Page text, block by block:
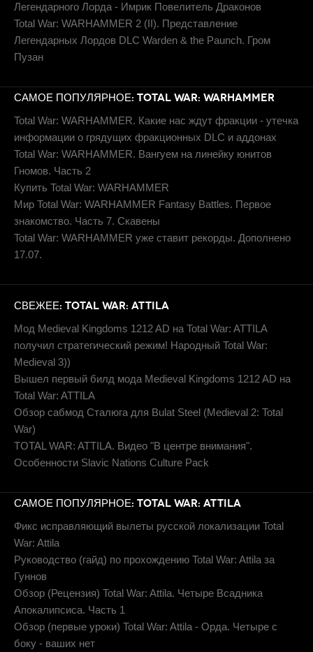
Легендарного Лорда - Имрик Повелитель Драконов
Total War: WARHAMMER 2 (II). Представление
Легендарных Лордов DLC Warden & the Paunch. Гром
Пузан
САМОЕ ПОПУЛЯРНОЕ: TOTAL WAR: WARHAMMER
Total War: WARHAMMER. Какие нас ждут фракции - утечка
информации о грядущих фракционных DLC и аддонах
Total War: WARHAMMER. Вангуем на линейку юнитов
Гномов. Часть 2
Купить Total War: WARHAMMER
Мир Total War: WARHAMMER Fantasy Battles. Первое
знакомство. Часть 7. Скавены
Total War: WARHAMMER уже ставит рекорды. Дополнено
17.07.
СВЕЖЕЕ: TOTAL WAR: ATTILA
Мод Medieval Kingdoms 1212 AD на Total War: ATTILA
получил стратегический режим! Народный Total War:
Medieval 3))
Вышел первый билд мода Medieval Kingdoms 1212 AD на
Total War: ATTILA
Обзор сабмод Сталюга для Bulat Steel (Medieval 2: Total
War)
TOTAL WAR: ATTILA. Видео "В центре внимания".
Особенности Slavic Nations Culture Pack
САМОЕ ПОПУЛЯРНОЕ: TOTAL WAR: ATTILA
Фикс исправляющий вылеты русской локализации Total
War: Attila
Руководство (гайд) по прохождению Total War: Attila за
Гуннов
Обзор (Рецензия) Total War: Attila. Четыре Всадника
Апокалипсиса. Часть 1
Обзор (первые уроки) Total War: Attila - Орда. Четыре с
боку - ваших нет